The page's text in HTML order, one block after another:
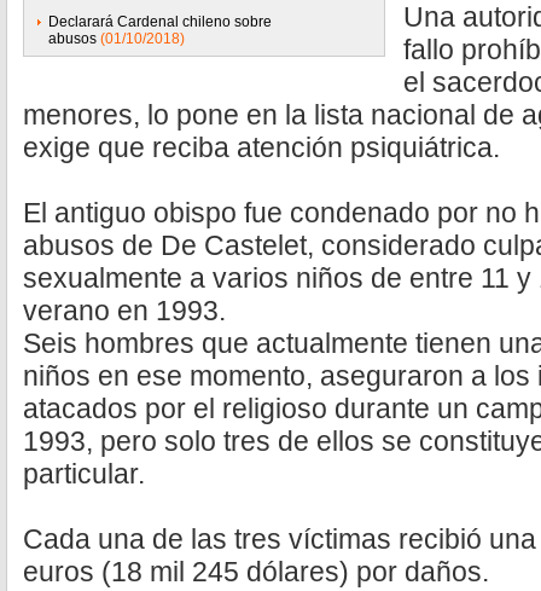
Declarará Cardenal chileno sobre
abusos (01/10/2018)
Una
fallo
el
menores, lo pone en la lista nacional de
exige que reciba atención psiquiátrica.
El antiguo obispo fue condenado por no
abusos de De Castelet, considerado
sexualmente a varios niños de entre 11
verano en 1993.
Seis hombres que actualmente tienen
niños en ese momento, aseguraron a
atacados por el religioso durante un
1993, pero solo tres de ellos se
particular.
Cada una de las tres víctimas recibió
euros (18 mil 245 dólares) por daños.